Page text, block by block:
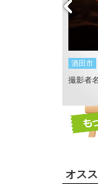
酒田市
撮影者
オス